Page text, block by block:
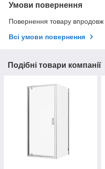
Умови повернення
Повернення товару впродовж
Всі умови повернення
Подібні товари компанії